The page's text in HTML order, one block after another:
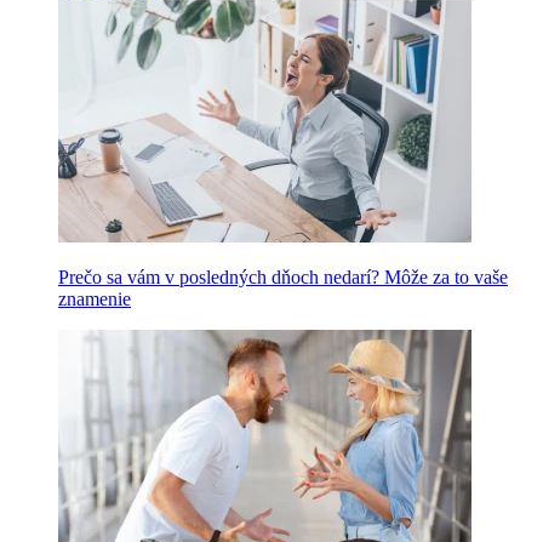
Prečo sa vám v posledných dňoch nedarí? Môže za to vaše
znamenie